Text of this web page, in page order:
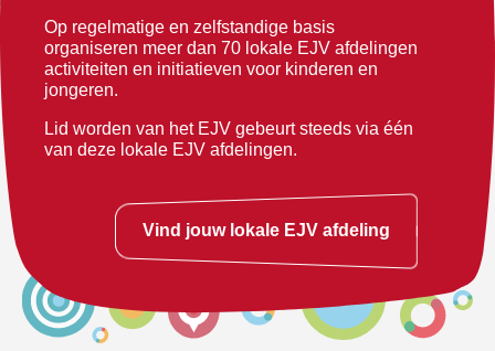
Op regelmatige en zelfstandige basis
organiseren meer dan 70 lokale EJV afdelingen
activiteiten en initiatieven voor kinderen en
jongeren.
Lid worden van het EJV gebeurt steeds via één
van deze lokale EJV afdelingen.
Vind jouw lokale EJV afdeling